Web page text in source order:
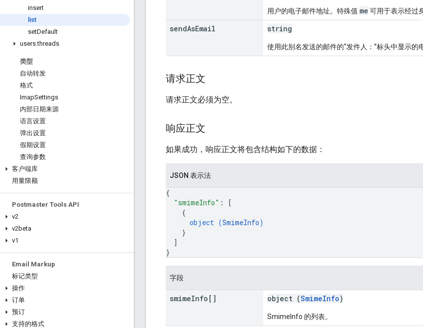
insert
list
setDefault
users.threads
类型
自动转发
格式
ImapSettings
内部日期来源
语言设置
弹出设置
假期设置
查询参数
客户端库
用量限额
Postmaster Tools API
v2
v2beta
v1
Email Markup
标记类型
操作
订单
预订
支持的格式
用户的电子邮件地址。特殊值 me 可用于表示经过
sendAsEmail string
使用此别名发送的邮件的“发件人：”标头中显示的
请求正文
请求正文必须为空。
响应正文
如果成功，响应正文将包含结构如下的数据：
JSON 表示法
{
"smimeInfo" :
[
{
object (SmimeInfo)
}
]
}
字段
smimeInfo[] object (SmimeInfo)
SmimeInfo 的列表。